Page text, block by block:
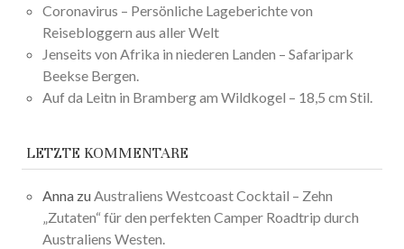
Coronavirus – Persönliche Lageberichte von
Reisebloggern aus aller Welt
Jenseits von Afrika in niederen Landen – Safaripark
Beekse Bergen.
Auf da Leitn in Bramberg am Wildkogel – 18,5 cm Stil.
LETZTE KOMMENTARE
Anna zuAustraliens Westcoast Cocktail – Zehn
„Zutaten“ für den perfekten Camper Roadtrip durch
Australiens Westen.